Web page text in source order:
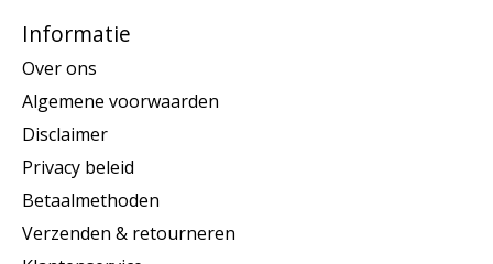
Informatie
Over ons
Algemene voorwaarden
Disclaimer
Privacy beleid
Betaalmethoden
Verzenden & retourneren